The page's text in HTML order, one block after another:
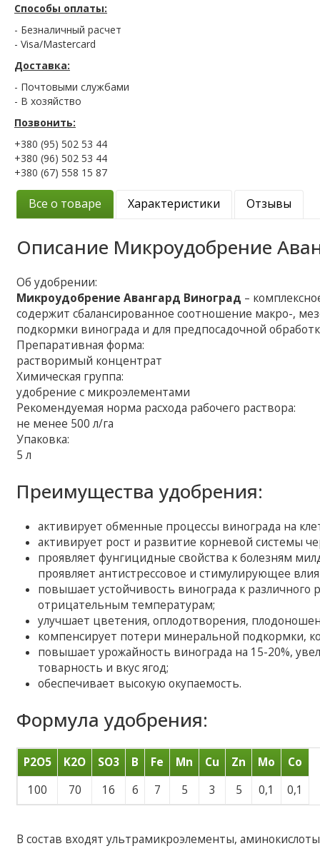
Способы оплаты:
- Безналичный расчет
- Visa/Mastercard
Доставка:
- Почтовыми службами
- В хозяйство
Позвонить:
+380 (95) 502 53 44
+380 (96) 502 53 44
+380 (67) 558 15 87
Все о товаре Характеристики Отзывы
Описание Микроудобрение
Об удобрении:
Микроудобрение Авангард Виноград –
содержит сбалансированное соотношение макро-,
подкормки винограда и для предпосадочной
Препаративная форма:
растворимый концентрат
Химическая группа:
удобрение с микроэлементами
Рекомендуемая норма расхода рабочего раствора:
не менее 500 л/га
Упаковка:
5 л
Преимущества удобрения:
активирует обменные процессы винограда на
активирует рост и развитие корневой системы
проявляет фунгицидные свойства к болезням
проявляет антистрессовое и стимулирующее
повышает устойчивость винограда к различного
отрицательным температурам;
улучшает цветения, оплодотворения,
компенсирует потери минеральной подкормки,
повышает урожайность винограда на 15-20%,
товарность и вкус ягод;
обеспечивает высокую окупаемость.
Формула удобрения:
P2O5 K2O SO3 В Fe Mn Cu Zn Mo
Co
100
70 16 6 7 5 3 5 0,1 0,1
В состав входят ультрамикроэлементы,